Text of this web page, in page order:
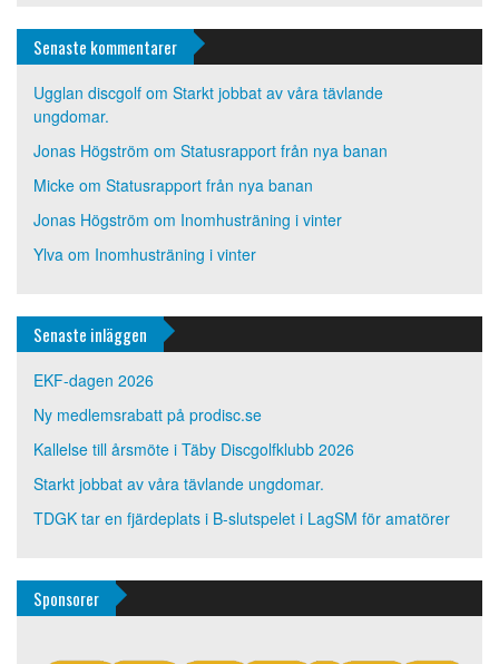
Senaste kommentarer
Ugglan discgolf om Starkt jobbat av våra tävlande
ungdomar.
Jonas Högström om Statusrapport från nya banan
Micke om Statusrapport från nya banan
Jonas Högström om Inomhusträning i vinter
Ylva om Inomhusträning i vinter
Senaste inläggen
EKF-dagen 2026
Ny medlemsrabatt på prodisc.se
Kallelse till årsmöte i Täby Discgolfklubb 2026
Starkt jobbat av våra tävlande ungdomar.
TDGK tar en fjärdeplats i B-slutspelet i LagSM för amatörer
Sponsorer